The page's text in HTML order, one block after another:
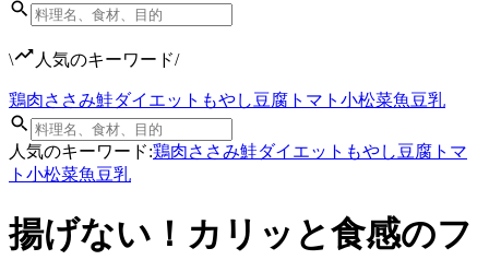
\ 人気のキーワード/
鶏肉ささみ鮭ダイエット もやし豆腐 トマト 小松菜魚豆乳
人気のキーワード:鶏肉ささみ鮭ダイエット もやし豆腐 トマ
ト 小松菜魚豆乳
揚げない！カリッと食感のフ